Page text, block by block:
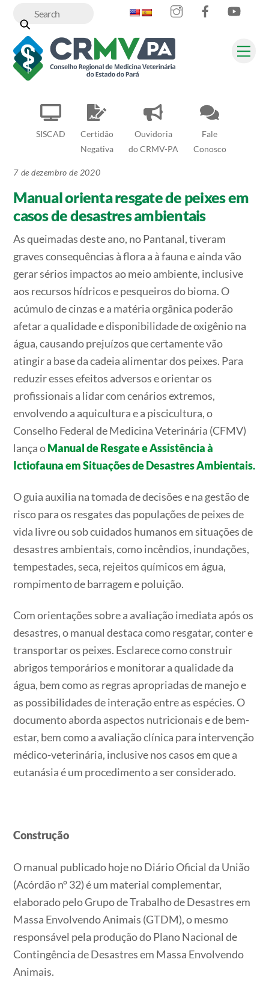
content
SISCAD
Certidão
Negativa
Ouvidoria
do CRMV-PA
Fale
Conosco
InstagramFacebook
7 de dezembro de 2020
Manual orienta resgate de peixes em
casos de desastres ambientais
As queimadas deste ano, no Pantanal, tiveram
graves consequências à flora a à fauna e ainda vão
gerar sérios impactos ao meio ambiente, inclusive
aos recursos hídricos e pesqueiros do bioma. O
acúmulo de cinzas e a matéria orgânica poderão
afetar a qualidade e disponibilidade de oxigênio na
água, causando prejuízos que certamente vão
atingir a base da cadeia alimentar dos peixes. Para
reduzir esses efeitos adversos e orientar os
profissionais a lidar com cenários extremos,
envolvendo a aquicultura e a piscicultura, o
Conselho Federal de Medicina Veterinária (CFMV)
lança oManual de Resgate e Assistência à
Ictiofauna em Situações de Desastres Ambientais.
O guia auxilia na tomada de decisões e na gestão de
risco para os resgates das populações de peixes de
vida livre ou sob cuidados humanos em situações de
desastres ambientais, como incêndios, inundações,
tempestades, seca, rejeitos químicos em água,
rompimento de barragem e poluição.
Com orientações sobre a avaliação imediata após os
desastres, o manual destaca como resgatar, conter e
transportar os peixes. Esclarece como construir
abrigos temporários e monitorar a qualidade da
água, bem como as regras apropriadas de manejo e
as possibilidades de interação entre as espécies. O
documento aborda aspectos nutricionais e de bem-
estar, bem como a avaliação clínica para intervenção
médico-veterinária, inclusive nos casos em que a
eutanásia é um procedimento a ser considerado.
Construção
O manual publicado hoje no Diário Oficial da União
(Acórdão nº 32) é um material complementar,
elaborado pelo Grupo de Trabalho de Desastres em
Massa Envolvendo Animais (GTDM), o mesmo
responsável pela produção do Plano Nacional de
Contingência de Desastres em Massa Envolvendo
Animais.